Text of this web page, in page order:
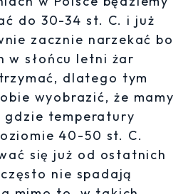
do 30-34 st. C. i już
zacznie narzekać bo
w słońcu letni żar
dlatego tym
wyobrazić, że mamy
gdzie temperatury
40-50 st. C.
się już od ostatnich
nie spadają